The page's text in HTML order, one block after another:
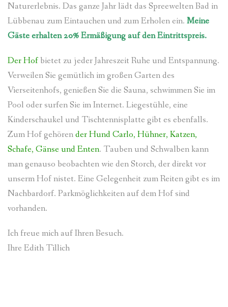
Naturerlebnis. Das ganze Jahr lädt das Spreewelten Bad in
Lübbenau zum Eintauchen und zum Erholen ein. Meine
Gäste erhalten 20% Ermäßigung auf den Eintrittspreis.
Der Hofbietet zu jeder Jahreszeit Ruhe und Entspannung.
Verweilen Sie gemütlich im großen Garten des
Vierseitenhofs, genießen Sie die Sauna, schwimmen Sie im
Pool oder surfen Sie im Internet. Liegestühle, eine
Kinderschaukel und Tischtennisplatte gibt es ebenfalls.
Zum Hof gehörender Hund Carlo, Hühner, Katzen,
Schafe, Gänse und Enten. Tauben und Schwalben kann
man genauso beobachten wie den Storch, der direkt vor
unserm Hof nistet. Eine Gelegenheit zum Reiten gibt es im
Nachbardorf. Parkmöglichkeiten auf dem Hof sind
vorhanden.
Ich freue mich auf Ihren Besuch.
Ihre Edith Tillich